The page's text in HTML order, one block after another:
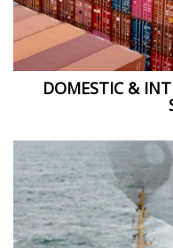
DOMESTIC &